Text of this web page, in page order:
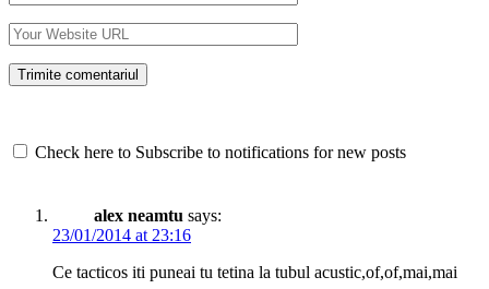
Check here to Subscribe to notifications for new posts
alex neamtu says:
23/01/2014 at 23:16
Ce tacticos iti puneai tu tetina la tubul acustic,of,of,mai,mai